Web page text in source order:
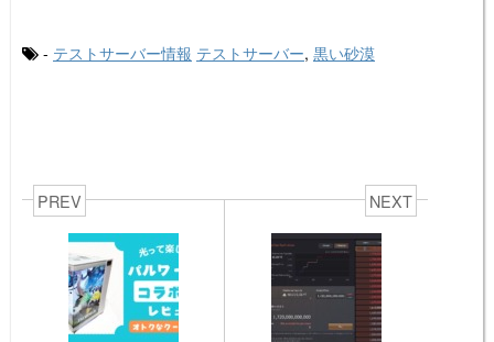
- テストサーバー情報 テストサーバー, 黒い砂漠
PREV NEXT